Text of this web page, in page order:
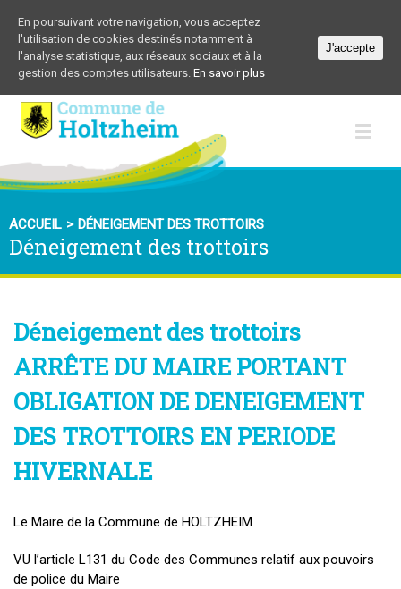
ACCUEIL > DÉNEIGEMENT DES TROTTOIRS
Déneigement des trottoirs
Déneigement des trottoirs
ARRÊTE DU MAIRE PORTANT
OBLIGATION DE DENEIGEMENT
DES TROTTOIRS EN PERIODE
HIVERNALE
Le Maire de la Commune de HOLTZHEIM
VU l’article L131 du Code des Communes relatif aux pouvoirs
de police du Maire
En poursuivant votre navigation, vous acceptez
l'utilisation de cookies destinés notamment à
l'analyse statistique, aux réseaux sociaux et à la
gestion des comptes utilisateurs. En savoir plus
J'accepte